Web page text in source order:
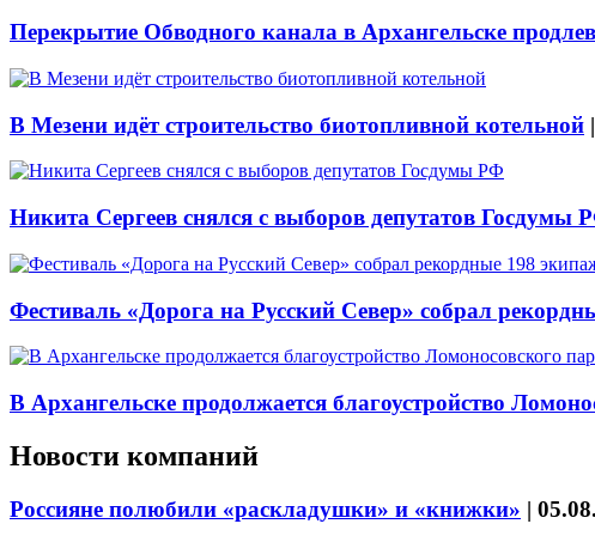
Перекрытие Обводного канала в Архангельске
В Мезени идёт строительство биотопливной котельной |
Никита Сергеев снялся с выборов депутатов Госдумы
Фестиваль «Дорога на Русский Север» собрал
В Архангельске продолжается благоустройство
Новости компаний
Россияне полюбили «раскладушки» и «книжки» |